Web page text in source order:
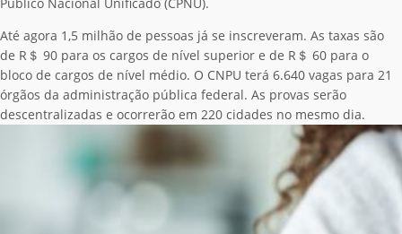
Até agora 1,5 milhão de pessoas já se inscreveram. As taxas são
de R＄ 90 para os cargos de nível superior e de R＄ 60 para o
bloco de cargos de nível médio. O CNPU terá 6.640 vagas para 21
órgãos da administração pública federal. As provas serão
descentralizadas e ocorrerão em 220 cidades no mesmo dia.